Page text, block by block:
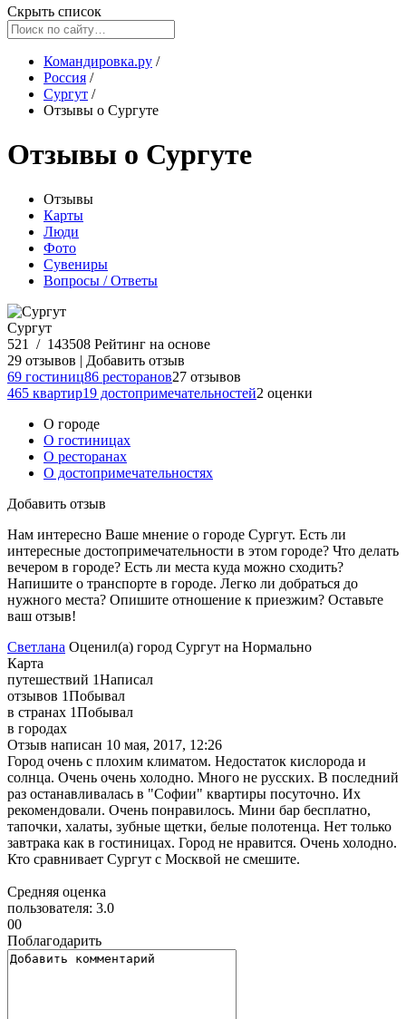
Скрыть список
Командировка.ру /
Россия /
Сургут /
Отзывы о Сургуте
Отзывы о Сургуте
Отзывы
Карты
Люди
Фото
Сувениры
Вопросы / Ответы
Сургут
521
/ 143508 Рейтинг на основе
29 отзывов | Добавить отзыв
69 гостиниц86 ресторанов27 отзывов
465 квартир19 достопримечательностей2 оценки
О городе
О гостиницах
О ресторанах
О достопримечательностях
Добавить отзыв
Нам интересно Ваше мнение о городе Сургут. Есть ли
интересные достопримечательности в этом городе? Что делать
вечером в городе? Есть ли места куда можно сходить?
Напишите о транспорте в городе. Легко ли добраться до
нужного места? Опишите отношение к приезжим? Оставьте
ваш отзыв!
Светлана Оценил(а) город Сургут на Нормально
Карта
путешествий 1Написал
отзывов 1Побывал
в странах 1Побывал
в городах
Отзыв написан 10 мая, 2017, 12:26
Город очень с плохим климатом. Недостаток кислорода и
солнца. Очень очень холодно. Много не русских. В последний
раз останавливалась в "Софии" квартиры посуточно. Их
рекомендовали. Очень понравилось. Мини бар бесплатно,
тапочки, халаты, зубные щетки, белые полотенца. Нет только
завтрака как в гостиницах. Город не нравится. Очень холодно.
Кто сравнивает Сургут с Москвой не смешите.
Средняя оценка
пользователя: 3.0
00
Поблагодарить